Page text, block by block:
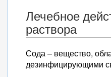
Лечебное
раствора
Сода – вещество,
дезинфицирующими